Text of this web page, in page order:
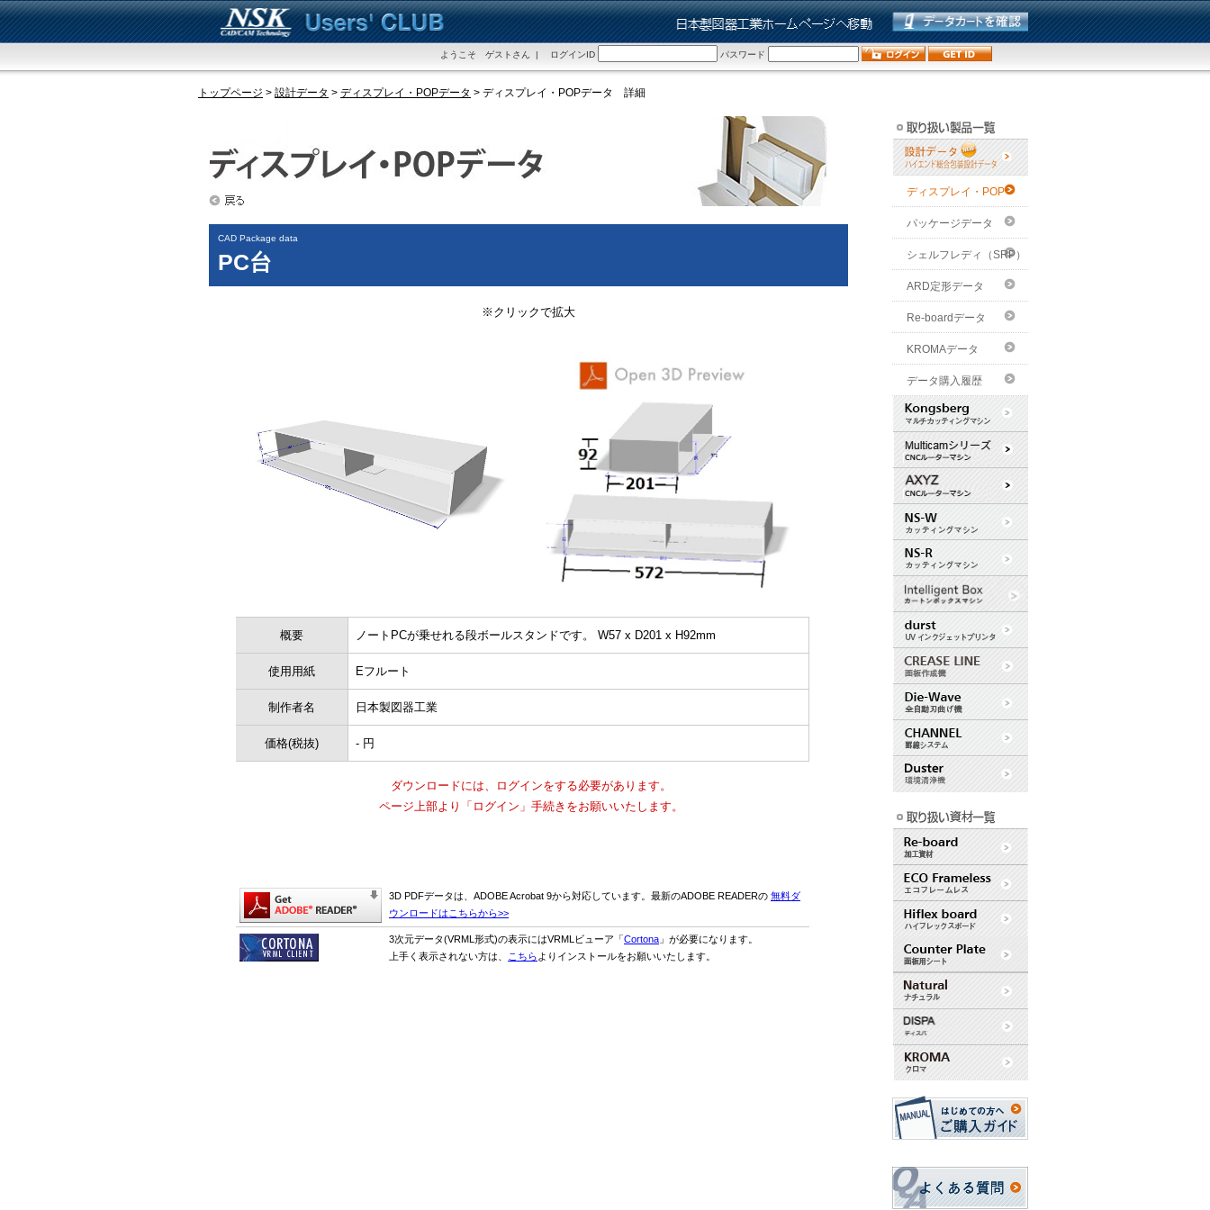
ようこそ ゲストさん | ログインID パスワード
トップページ > 設計データ > ディスプレイ・POPデータ > ディスプレイ・POPデータ 詳細
CAD Package data
PC台
※クリックで拡大
概要 ノートPCが乗せれる段ボールスタンドです。 W57 x D201 x H92mm
使用用紙 Eフルート
制作者名 日本製図器工業
価格(税抜) - 円
ダウンロードには、ログインをする必要があります。
ページ上部より「ログイン」手続きをお願いいたします。
3D PDFデータは、ADOBE Acrobat 9から対応しています。最新のADOBE READERの 無料ダ
ウンロードはこちらから>>
3次元データ(VRML形式)の表示にはVRMLビューア「Cortona 」が必要になります。
上手く表示されない方は、
こちら よりインストールをお願いいたします。
ディスプレイ・POP
パッケージデータ
シェルフレディ（SRP）
ARD定形データ
Re-boardデータ
KROMAデータ
データ購入履歴